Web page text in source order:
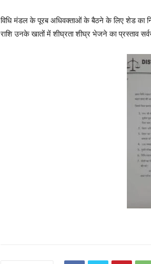
विधि मंडल के पूरब अधिवक्ताओं के बैठने के लिए शेड का
राशि उनके खातों में शीघ्रता शीघ्र भेजने का प्रस्ताव